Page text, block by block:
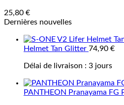
25,80 €
Dernières nouvelles
Helmet Tan Glitter 74,90 €
Délai de livraison : 3 jours
PANTHEON Pranayama FG